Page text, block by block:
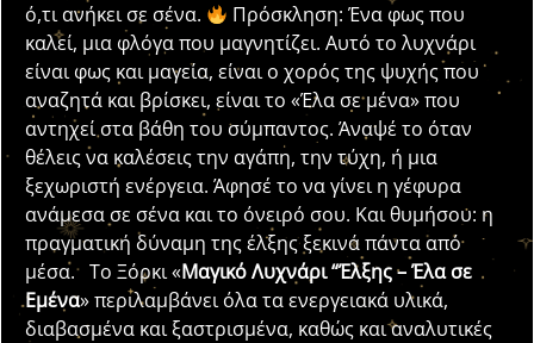
ό,τι ανήκει σε σένα.
Πρόσκληση: Ένα φως που
καλεί, μια φλόγα που μαγνητίζει. Αυτό το λυχνάρι
είναι φως και μαγεία, είναι ο χορός της ψυχής που
αναζητά και βρίσκει, είναι το «Έλα σε μένα» που
αντηχεί στα βάθη του σύμπαντος. Άναψέ το όταν
θέλεις να καλέσεις την αγάπη, την τύχη, ή μια
ξεχωριστή ενέργεια. Άφησέ το να γίνει η γέφυρα
ανάμεσα σε σένα και το όνειρό σου. Και θυμήσου: η
πραγματική δύναμη της έλξης ξεκινά πάντα από
μέσα. Το Ξόρκι «Μαγικό Λυχνάρι “Έλξης – Έλα σε
Εμένα» περιλαμβάνει όλα τα ενεργειακά υλικά,
διαβασμένα και ξαστρισμένα, καθώς και αναλυτικές